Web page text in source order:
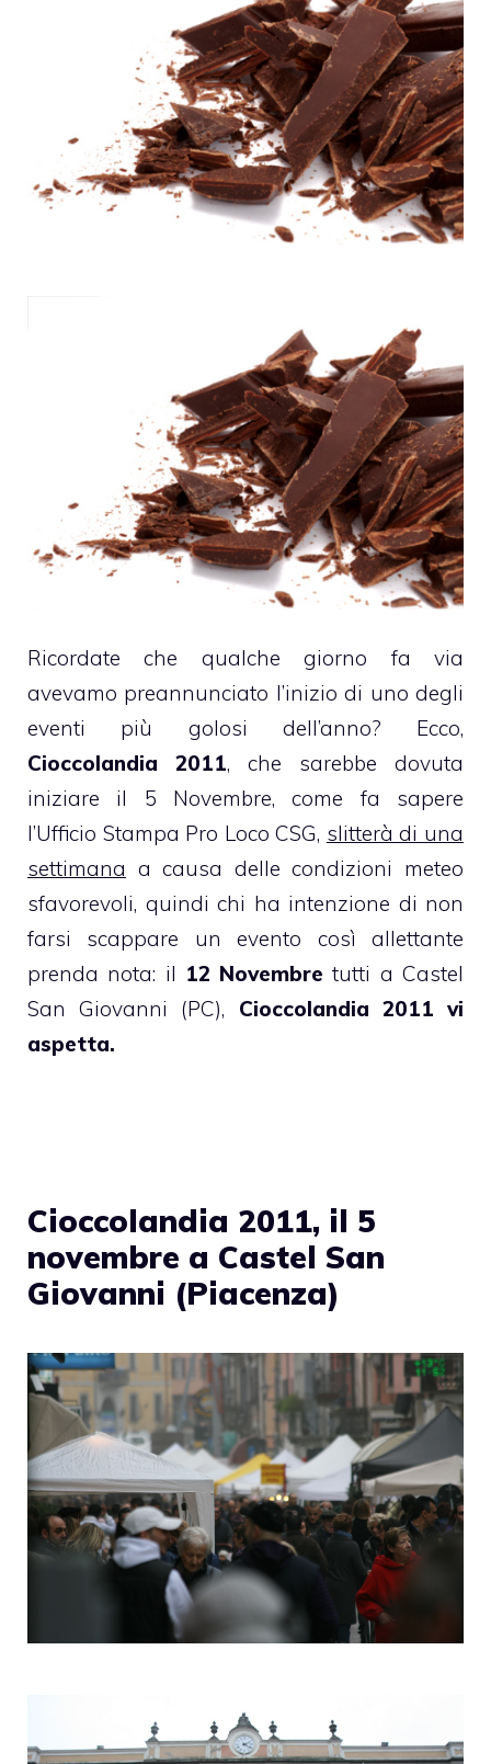
Ricordate che qualche giorno fa via
avevamo preannunciato l’inizio di uno degli
eventi più golosi dell’anno? Ecco,
Cioccolandia 2011, che sarebbe dovuta
iniziare il 5 Novembre, come fa sapere
l’Ufficio Stampa Pro Loco CSG, slitterà di una
settimana a causa delle condizioni meteo
sfavorevoli, quindi chi ha intenzione di non
farsi scappare un evento così allettante
prenda nota: il 12 Novembre tutti a Castel
San Giovanni (PC), Cioccolandia 2011 vi
aspetta.
Cioccolandia 2011, il 5
novembre a Castel San
Giovanni (Piacenza)